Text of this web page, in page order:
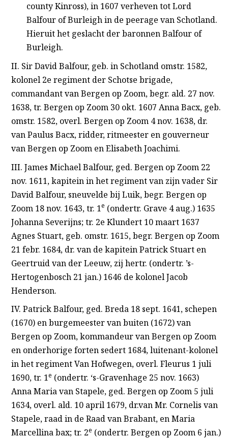
county Kinross), in 1607 verheven tot Lord
Balfour of Burleigh in de peerage van Schotland.
Hieruit het geslacht der baronnen Balfour of
Burleigh.
II. Sir David Balfour, geb. in Schotland omstr. 1582,
kolonel 2e regiment der Schotse brigade,
commandant van Bergen op Zoom, begr. ald. 27 nov.
1638, tr. Bergen op Zoom 30 okt. 1607 Anna Bacx, geb.
omstr. 1582, overl. Bergen op Zoom 4 nov. 1638, dr.
van Paulus Bacx, ridder, ritmeester en gouverneur
van Bergen op Zoom en Elisabeth Joachimi.
III. James Michael Balfour, ged. Bergen op Zoom 22
nov. 1611, kapitein in het regiment van zijn vader Sir
David Balfour, sneuvelde bij Luik, begr. Bergen op
Zoom 18 nov. 1643, tr. 1e (ondertr. Grave 4 aug.) 1635
Johanna Severijns; tr. 2e Klundert 10 maart 1637
Agnes Stuart, geb. omstr. 1615, begr. Bergen op Zoom
21 febr. 1684, dr. van de kapitein Patrick Stuart en
Geertruid van der Leeuw, zij hertr. (ondertr. ’s-
Hertogenbosch 21 jan.) 1646 de kolonel Jacob
Henderson.
IV. Patrick Balfour, ged. Breda 18 sept. 1641, schepen
(1670) en burgemeester van buiten (1672) van
Bergen op Zoom, kommandeur van Bergen op Zoom
en onderhorige forten sedert 1684, luitenant-kolonel
in het regiment Van Hofwegen, overl. Fleurus 1 juli
1690, tr. 1e (ondertr. ‘s-Gravenhage 25 nov. 1663)
Anna Maria van Stapele, ged. Bergen op Zoom 5 juli
1634, overl. ald. 10 april 1679, dr.van Mr. Cornelis van
Stapele, raad in de Raad van Brabant, en Maria
Marcellina bax; tr. 2e (ondertr. Bergen op Zoom 6 jan.)